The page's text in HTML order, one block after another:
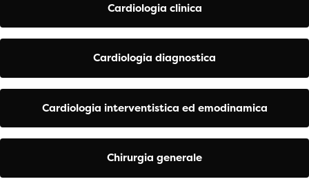
Cardiologia clinica
Cardiologia diagnostica
Cardiologia interventistica ed emodinamica
Chirurgia generale